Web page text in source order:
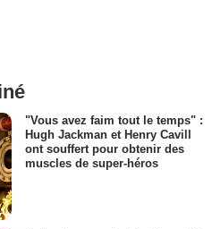
"Vous avez faim tout le temps" :
Hugh Jackman et Henry Cavill
ont souffert pour obtenir des
muscles de super-héros